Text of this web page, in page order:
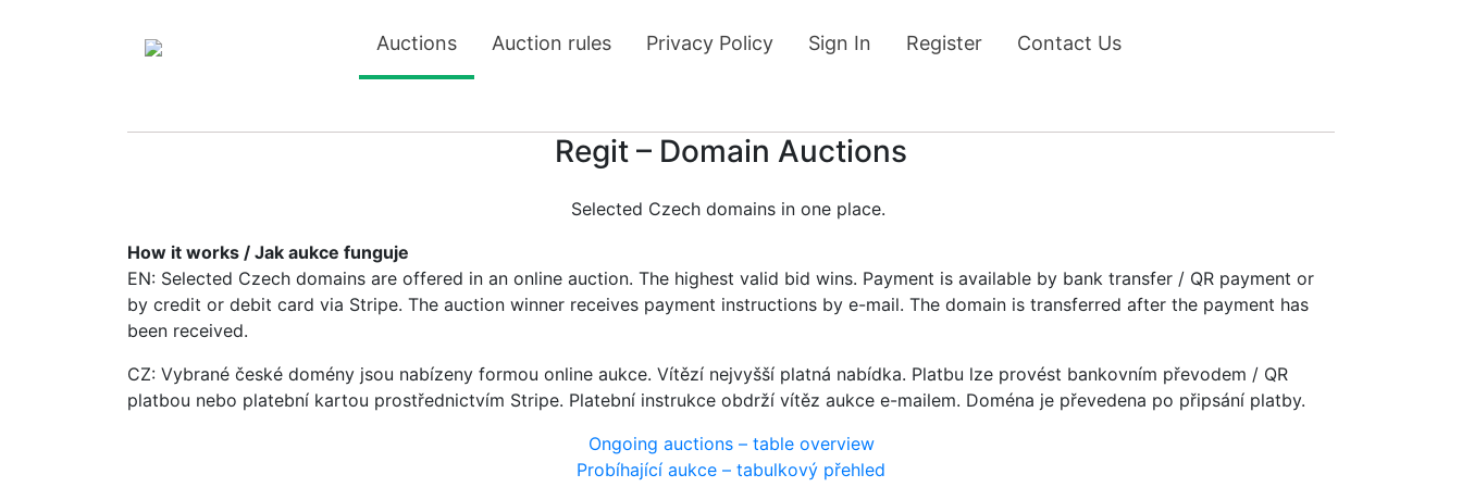
Auctions Auction rules Privacy Policy Sign In Register Contact Us
Regit – Domain Auctions
Selected Czech domains in one place.
How it works / Jak aukce funguje
EN: Selected Czech domains are offered in an online auction. The highest valid bid wins. Payment is available by bank transfer / QR payment or
by credit or debit card via Stripe. The auction winner receives payment instructions by e-mail. The domain is transferred after the payment has
been received.
CZ: Vybrané české domény jsou nabízeny formou online aukce. Vítězí nejvyšší platná nabídka. Platbu lze provést bankovním převodem / QR
platbou nebo platební kartou prostřednictvím Stripe. Platební instrukce obdrží vítěz aukce e-mailem. Doména je převedena po připsání platby.
Ongoing auctions – table overview
Probíhající aukce – tabulkový přehled